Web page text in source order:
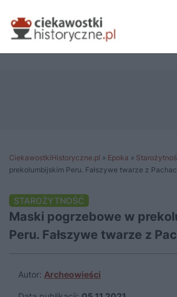
CiekawostkiHistoryczne.pl » Epoka »
prekolumbijskim Peru. Fałszywe twarze z
STAROŻYTNOŚĆ
Maski pogrzebowe w
Peru. Fałszywe twarze z
Autor: Archeowieści